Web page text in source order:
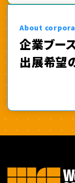
About
企業ブー
出展希望